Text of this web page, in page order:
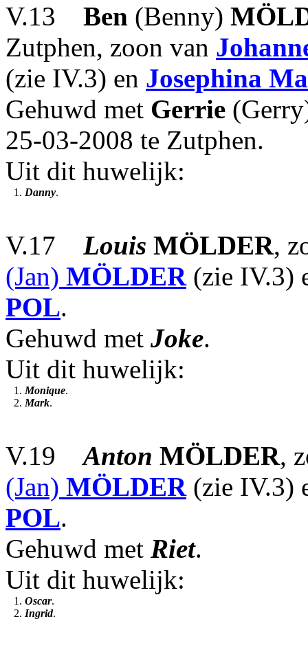
V.13 Ben (Benny)
Zutphen, zoon van
(zie IV.3) en Josephina
Gehuwd met Gerrie
25-03-2008 te Zutphen.
Uit dit huwelijk:
1. Danny.
V.17 Louis MÖLDER,
(Jan) MÖLDER(zie IV.3)
POL.
Gehuwd met Joke.
Uit dit huwelijk:
1. Monique.
2. Mark.
V.19Anton MÖLDER,
(Jan) MÖLDER(zie IV.3)
POL.
Gehuwd met Riet.
Uit dit huwelijk:
1. Oscar.
2. Ingrid.